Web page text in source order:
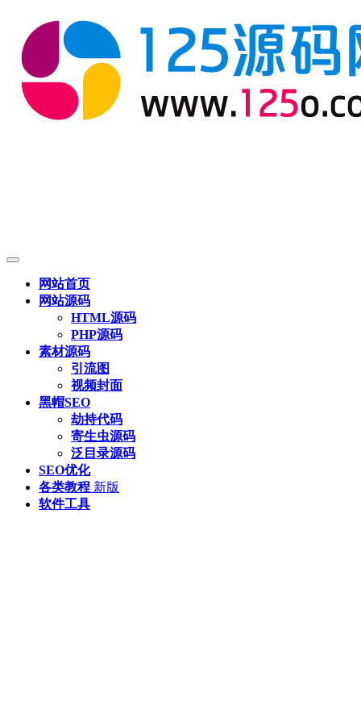
网站首页
网站源码
HTML源码
PHP源码
素材源码
引流图
视频封面
黑帽SEO
劫持代码
寄生虫源码
泛目录源码
SEO优化
各类教程 新版
软件工具